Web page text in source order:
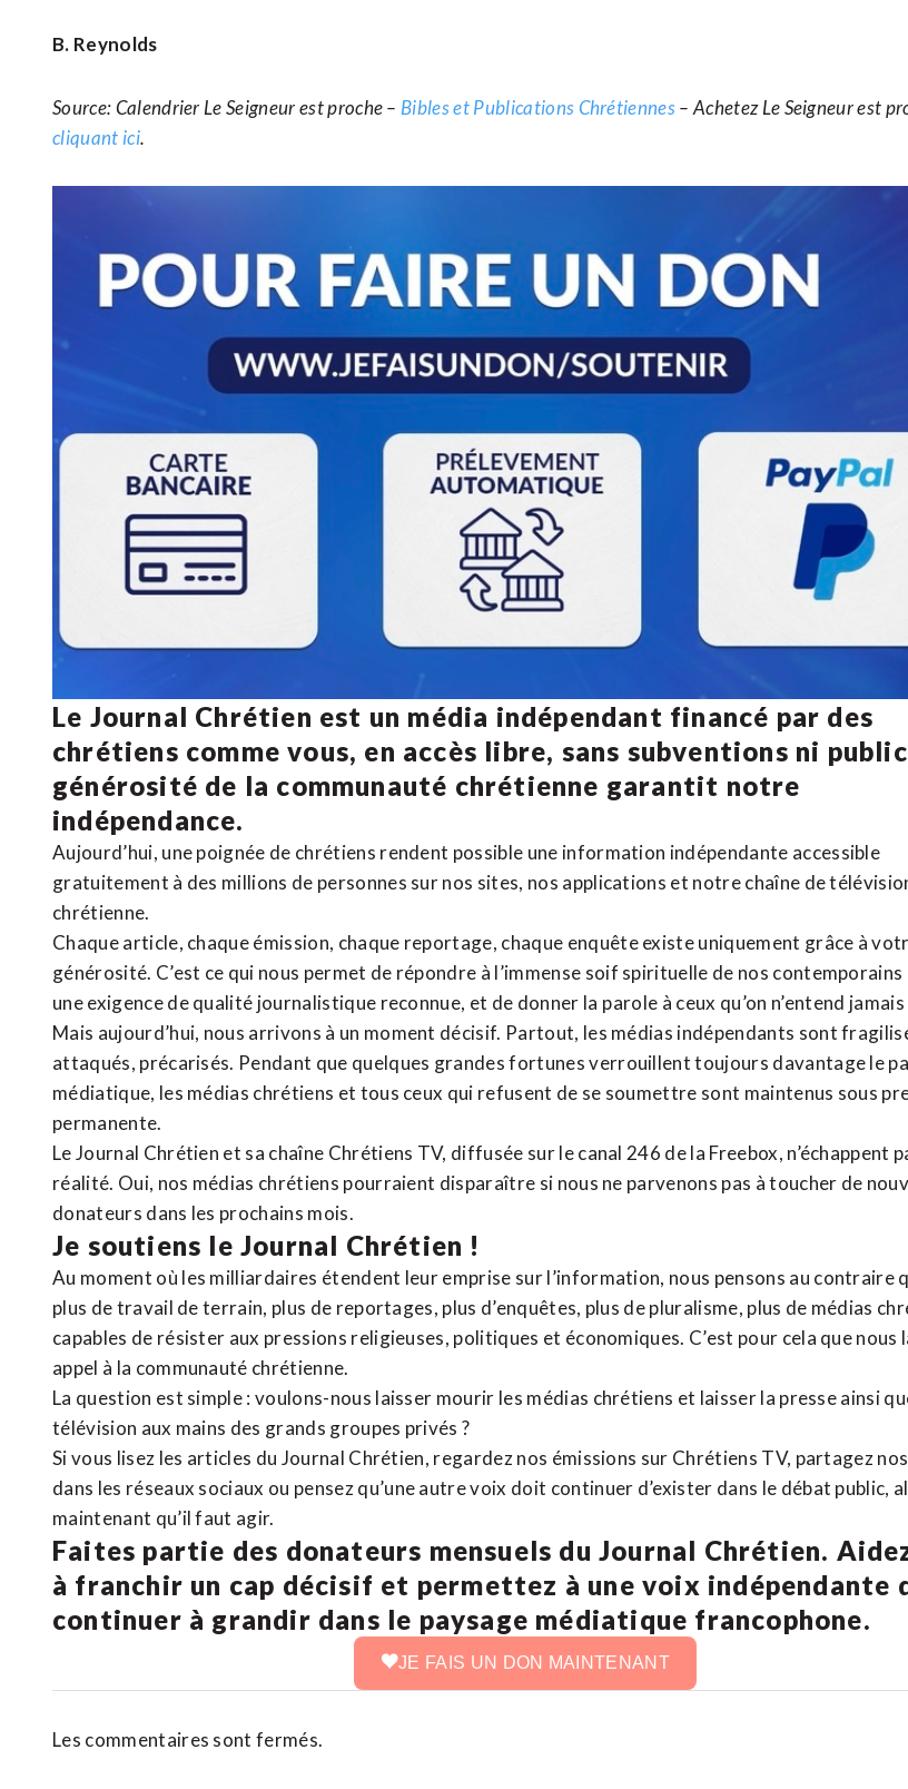
B. Reynolds
Source: Calendrier Le Seigneur est proche – Bibles et Publications Chrétiennes– Achetez Le Seigneur est
cliquant ici.
Le Journal Chrétien est un média indépendant financé par des
chrétiens comme vous, en accès libre, sans subventions ni
générosité de la communauté chrétienne garantit notre
indépendance.
Aujourd’hui, une poignée de chrétiens rendent possible une information indépendante accessible
gratuitement à des millions de personnes sur nos sites, nos applications et notrechaîne de
chrétienne.
Chaque article, chaque émission, chaque reportage, chaque enquête existe uniquement grâce à
générosité. C’est ce qui nous permet de répondre à l’immense soif spirituelle de nos contemporains
une exigence de qualité journalistique reconnue, et de donner la parole à ceux qu’on n’entend
Mais aujourd’hui, nous arrivons à un moment décisif. Partout, les médias indépendants sont
attaqués, précarisés. Pendant que quelques grandes fortunes verrouillent toujours davantage le
médiatique, les médias chrétiens et tous ceux qui refusent de se soumettre sont maintenus sous
permanente.
Le Journal Chrétien et sa chaîne Chrétiens TV, diffusée sur le canal 246 de la Freebox, n’échappent
réalité. Oui, nos médias chrétiens pourraient disparaître si nous ne parvenons pas à toucher de
donateurs dans les prochains mois.
Je soutiens le Journal Chrétien !
Au moment où les milliardaires étendent leur emprise sur l’information, nous pensons au contraire
plus de travail de terrain, plus de reportages, plus d’enquêtes, plus de pluralisme, plus de médias
capables de résister aux pressions religieuses, politiques et économiques. C’est pour cela que nous
appel à la communauté chrétienne.
La question est simple : voulons-nous laisser mourir les médias chrétiens et laisser la presse ainsi
télévision aux mains des grands groupes privés ?
Si vous lisez les articles du Journal Chrétien, regardez nos émissions sur Chrétiens TV, partagez
dans les réseaux sociaux ou pensez qu’une autre voix doit continuer d’exister dans le débat public,
maintenant qu’il faut agir.
Faites partie des donateurs mensuels du Journal Chrétien.
à franchir un cap décisif et permettez à une voix indépendante
continuer à grandir dans le paysage médiatique francophone.
JE FAIS UN DON MAINTENANT
Les commentaires sont fermés.